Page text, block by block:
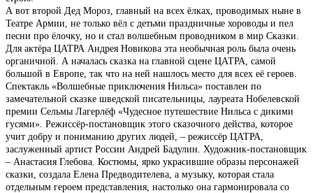
А вот второй Дед Мороз, главный на всех ёлках, проводимых ныне в
Театре Армии, не только вёл с детьми праздничные хороводы и пел
песни про ёлочку, но и стал волшебным проводником в мир Сказки.
Для актёра ЦАТРА Андрея Новикова эта необычная роль была очень
органичной. А началась сказка на главной сцене ЦАТРА, самой
большой в Европе, так что на ней нашлось место для всех её героев.
Спектакль «Волшебные приключения Нильса» поставлен по
замечательной сказке шведской писательницы, лауреата Нобелевской
премии Сельмы Лагерлёф «Чудесное путешествие Нильса с дикими
гусями». Режиссёр-постановщик этого сказочного действа, которое
учит добру и пониманию других людей, – режиссёр ЦАТРА,
заслуженный артист России Андрей Бадулин. Художник-постановщик
– Анастасия Глебова. Костюмы, ярко украсившие образы персонажей
сказки, создала Елена Предводителева, а музыку, которая стала
отдельным героем представления, настолько она гармонировала со